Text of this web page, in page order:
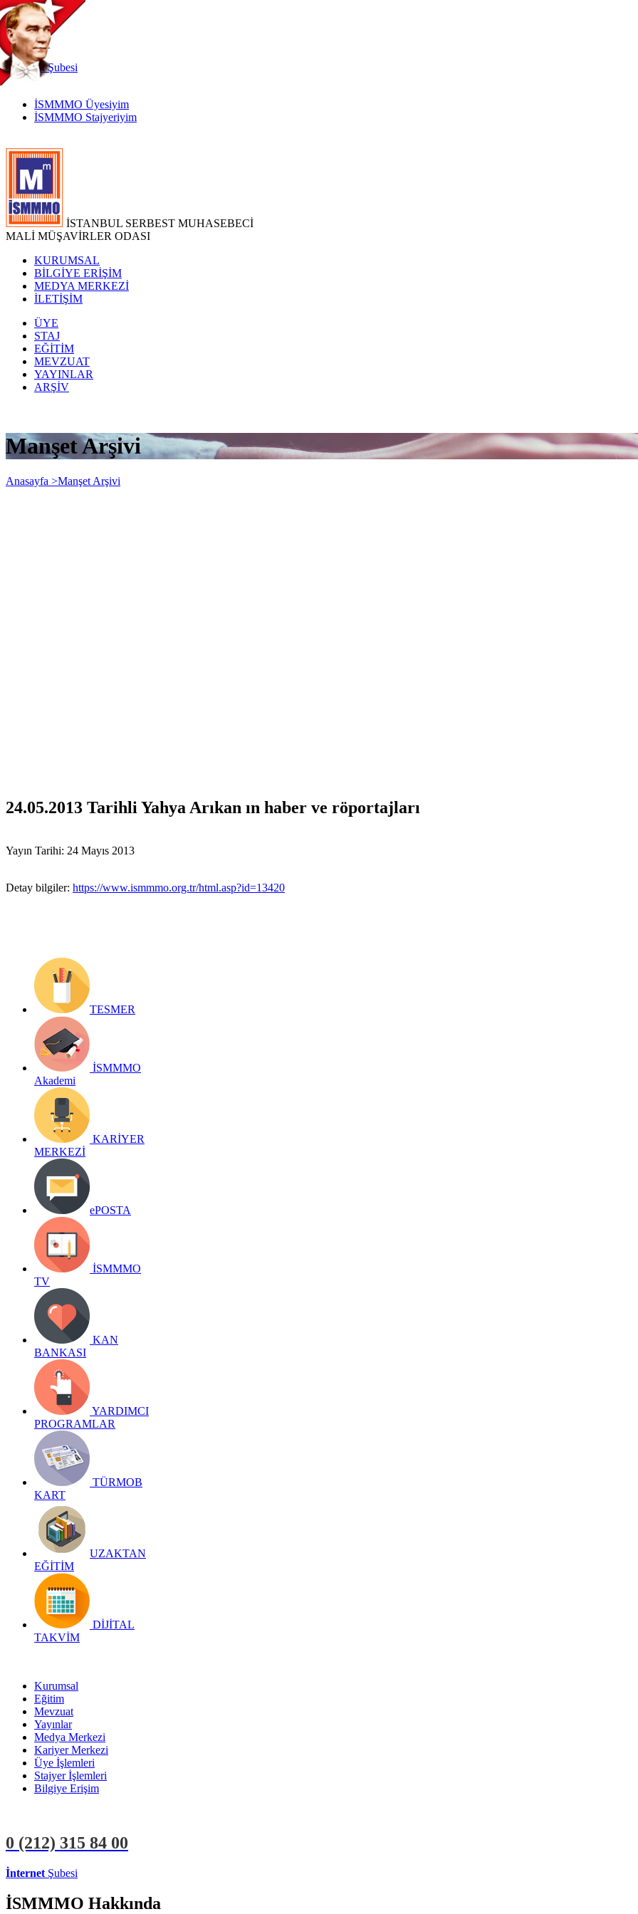
TR
|
EN
İnternetŞubesi
İSMMMO Üyesiyim
İSMMMO Stajyeriyim
İSTANBUL SERBEST MUHASEBECİ
MALİ MÜŞAVİRLER ODASI
KURUMSAL
BİLGİYE ERİŞİM
MEDYA MERKEZİ
İLETİŞİM
ÜYE
STAJ
EĞİTİM
MEVZUAT
YAYINLAR
ARŞİV
Manşet Arşivi
Anasayfa >Manşet Arşivi
24.05.2013 Tarihli Yahya Arıkan ın haber ve röportajları
Yayın Tarihi: 24 Mayıs 2013
Detay bilgiler: https://www.ismmmo.org.tr/html.asp?id=13420
TESMER
İSMMMO
Akademi
KARİYER
MERKEZİ
ePOSTA
İSMMMO
TV
KAN
BANKASI
YARDIMCI
PROGRAMLAR
TÜRMOB
KART
UZAKTAN
EĞİTİM
DİJİTAL
TAKVİM
Kurumsal
Eğitim
Mevzuat
Yayınlar
Medya Merkezi
Kariyer Merkezi
Üye İşlemleri
Stajyer İşlemleri
Bilgiye Erişim
0 (212) 315 84 00
İnternet Şubesi
İSMMMO Hakkında